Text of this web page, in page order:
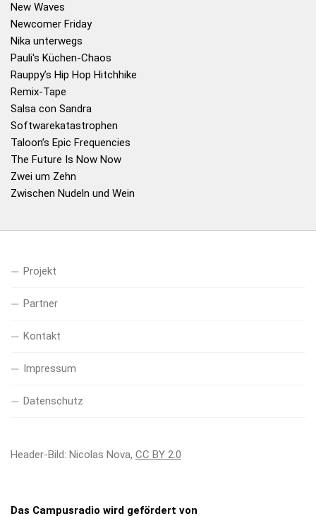
New Waves
Newcomer Friday
Nika unterwegs
Pauli's Küchen-Chaos
Rauppy’s Hip Hop Hitchhike
Remix-Tape
Salsa con Sandra
Softwarekatastrophen
Taloon’s Epic Frequencies
The Future Is Now Now
Zwei um Zehn
Zwischen Nudeln und Wein
Projekt
Partner
Kontakt
Impressum
Datenschutz
Header-Bild: Nicolas Nova, CC BY 2.0
Das Campusradio wird gefördert von